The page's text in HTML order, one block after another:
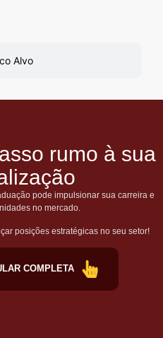
Alvo
rumo à sua
pode impulsionar sua carreira e
no mercado.
posições estratégicas no seu setor!
COMPLETA